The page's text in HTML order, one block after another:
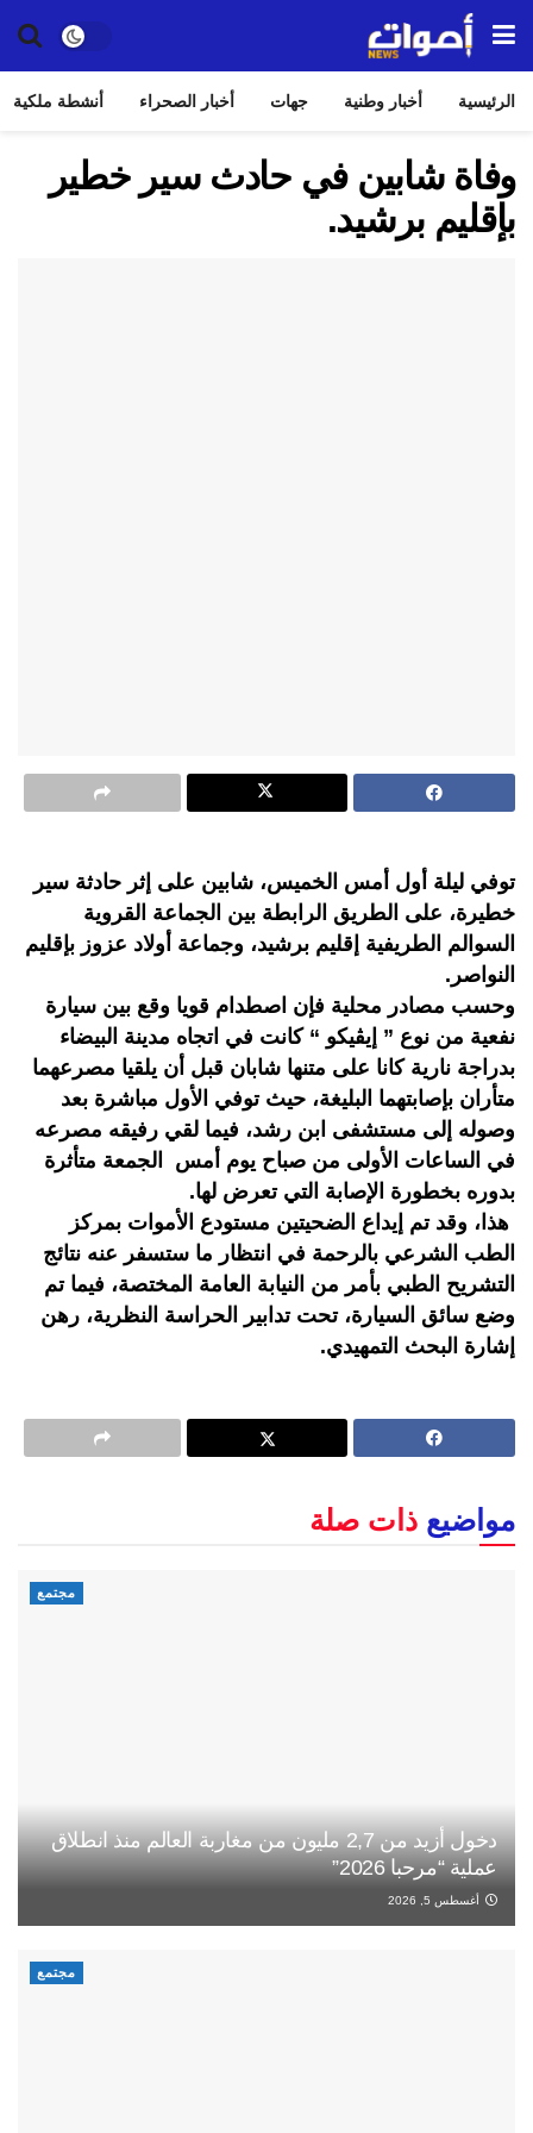
الرئيسية أخبار وطنية جهات أخبار الصحراء أنشطة ملكية
وفاة شابين في حادث سير خطير
بإقليم برشيد.
توفي ليلة أول أمس الخميس، شابين على إثر حادثة سير
خطيرة، على الطريق الرابطة بين الجماعة القروية
السوالم الطريفية إقليم برشيد، وجماعة أولاد عزوز بإقليم
النواصر.
وحسب مصادر محلية فإن اصطدام قويا وقع بين سيارة
نفعية من نوع ” إيڤيكو “ كانت في اتجاه مدينة البيضاء
بدراجة نارية كانا على متنها شابان قبل أن يلقيا مصرعهما
متأران بإصابتهما البليغة، حيث توفي الأول مباشرة بعد
وصوله إلى مستشفى ابن رشد، فيما لقي رفيقه مصرعه
في الساعات الأولى من صباح يوم أمس الجمعة متأثرة
بدوره بخطورة الإصابة التي تعرض لها.
هذا، وقد تم إيداع الضحيتين مستودع الأموات بمركز
الطب الشرعي بالرحمة في انتظار ما ستسفر عنه نتائج
التشريح الطبي بأمر من النيابة العامة المختصة، فيما تم
وضع سائق السيارة، تحت تدابير الحراسة النظرية، رهن
إشارة البحث التمهيدي.
مواضيع ذات صلة
مجتمع
دخول أزيد من 2,7 مليون من مغاربة العالم منذ انطلاق
عملية “مرحبا 2026”
أغسطس 5, 2026
مجتمع